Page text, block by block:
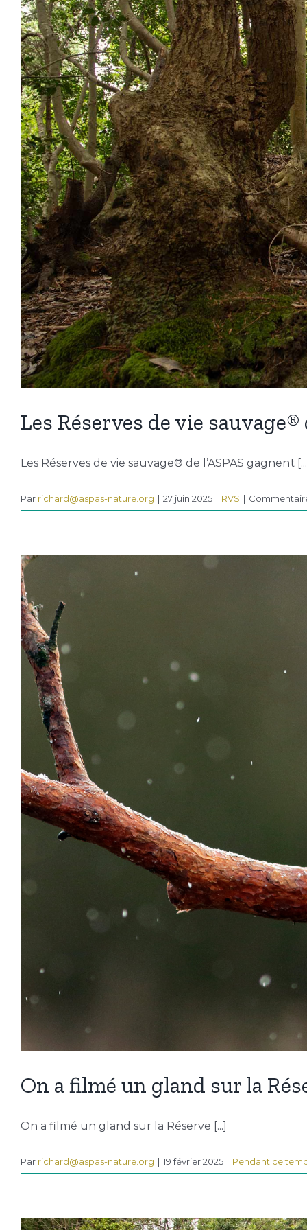
Les Réserves de vie
Les Réserves de vie sauvage® de l’ASPAS gagnent
Par richard@aspas-nature.org | 27 juin 2025 | RVS |
On a filmé un gland sur la
On a filmé un gland sur la Réserve [...]
Par richard@aspas-nature.org | 19 février 2025 | Pendant ce